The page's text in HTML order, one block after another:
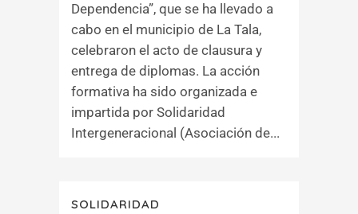
Dependencia”, que se ha llevado a
cabo en el municipio de La Tala,
celebraron el acto de clausura y
entrega de diplomas. La acción
formativa ha sido organizada e
impartida por Solidaridad
Intergeneracional (Asociación de...
SOLIDARIDAD